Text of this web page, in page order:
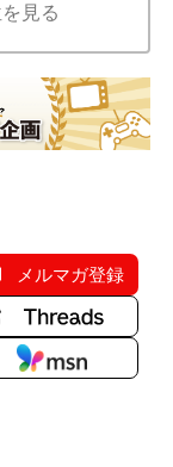
見る
メルマガ登録